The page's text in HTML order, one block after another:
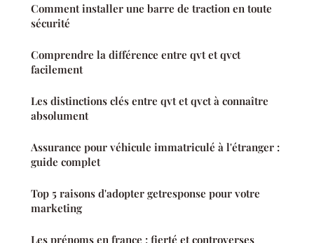
Comment installer une barre de traction en toute
sécurité
Comprendre la différence entre qvt et qvct
facilement
Les distinctions clés entre qvt et qvct à connaître
absolument
Assurance pour véhicule immatriculé à l'étranger :
guide complet
Top 5 raisons d'adopter getresponse pour votre
marketing
Les prénoms en france : fierté et controverses